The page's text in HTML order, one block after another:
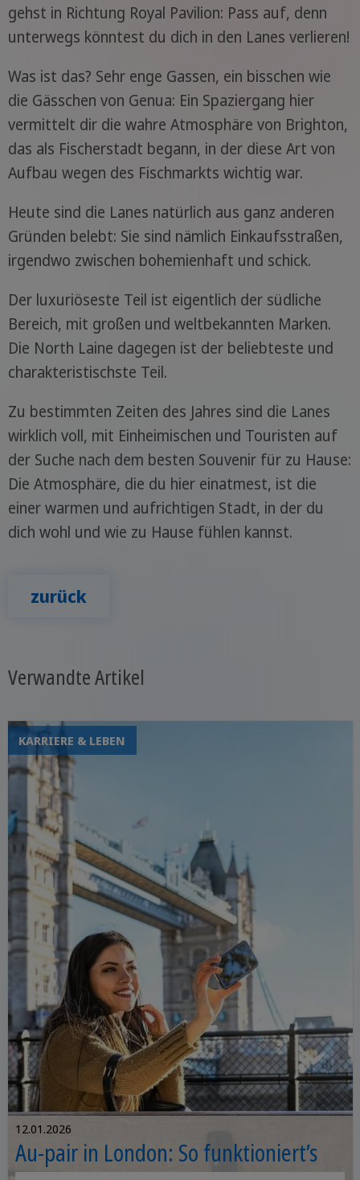
gehst in Richtung Royal Pavilion: Pass auf, denn
unterwegs könntest du dich in den Lanes verlieren!
Was ist das? Sehr enge Gassen, ein bisschen wie
die Gässchen von Genua: Ein Spaziergang hier
vermittelt dir die wahre Atmosphäre von Brighton,
das als Fischerstadt begann, in der diese Art von
Aufbau wegen des Fischmarkts wichtig war.
Heute sind die Lanes natürlich aus ganz anderen
Gründen belebt: Sie sind nämlich Einkaufsstraßen,
irgendwo zwischen bohemienhaft und schick.
Der luxuriöseste Teil ist eigentlich der südliche
Bereich, mit großen und weltbekannten Marken.
Die North Laine dagegen ist der beliebteste und
charakteristischste Teil.
Zu bestimmten Zeiten des Jahres sind die Lanes
wirklich voll, mit Einheimischen und Touristen auf
der Suche nach dem besten Souvenir für zu Hause:
Die Atmosphäre, die du hier einatmest, ist die
einer warmen und aufrichtigen Stadt, in der du
dich wohl und wie zu Hause fühlen kannst.
zurück
Verwandte Artikel
KARRIERE & LEBEN
12.01.2026
Au-pair in London: So funktioniert’s